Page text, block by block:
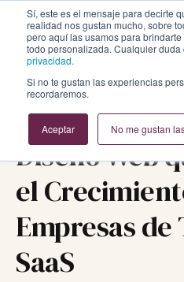
Sí, este es el mensaje para decirte
realidad nos gustan mucho, sobre
pero aquí las usamos para
todo personalizada. Cualquier duda
privacidad.
Si no te gustan las experiencias
recordaremos.
Aceptar No me gustan
Diseño Web
Diseño Web
el
Empresas
SaaS